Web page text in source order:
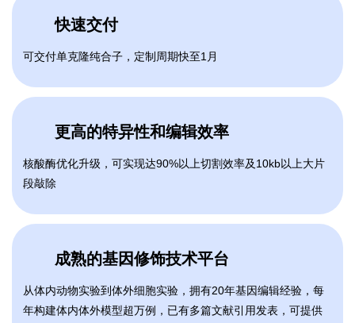
快速交付
可交付单克隆纯合子，定制周期快至1月
更高的特异性和编辑效率
核酸酶优化升级，可实现达90%以上切割效率及10kb以上大片
段敲除
成熟的基因修饰技术平台
从体内动物实验到体外细胞实验，拥有20年基因编辑经验，每
年构建体内体外模型超万例，已有多篇文献引用发表，可提供